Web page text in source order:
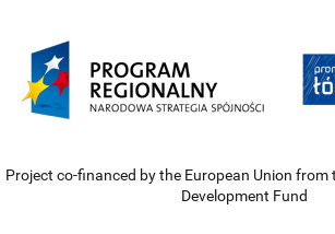
Project co-financed by the European Union from
Development Fund